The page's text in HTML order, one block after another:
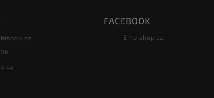
FACEBOOK
Embishop.cz